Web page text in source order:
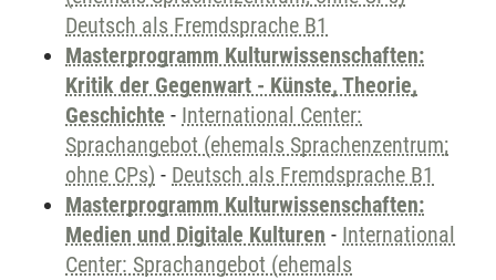
Deutsch als Fremdsprache B1
Masterprogramm Kulturwissenschaften:
Kritik der Gegenwart - Künste, Theorie,
Geschichte - International Center:
Sprachangebot (ehemals Sprachenzentrum;
ohne CPs) - Deutsch als Fremdsprache B1
Masterprogramm Kulturwissenschaften:
Medien und Digitale Kulturen - International
Center: Sprachangebot (ehemals